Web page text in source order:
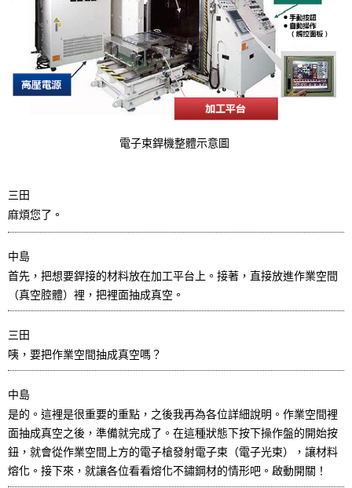
電子束銲機整體示意圖
三田
麻煩您了。
中島
首先，把想要銲接的材料放在加工平台上。接著，直接放進作業空間
（真空腔體）裡，把裡面抽成真空。
三田
咦，要把作業空間抽成真空嗎？
中島
是的。這裡是很重要的重點，之後我再為各位詳細說明。作業空間裡
面抽成真空之後，準備就完成了。在這種狀態下按下操作盤的開始按
鈕，就會從作業空間上方的電子槍發射電子束（電子光束），讓材料
熔化。接下來，就讓各位看看熔化不鏽鋼材的情形吧。啟動開關！